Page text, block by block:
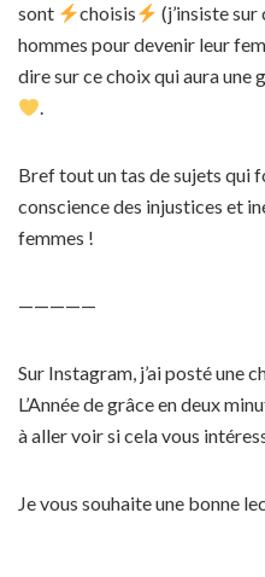
sont
choisis
(j’insiste
hommes pour devenir leur
dire sur ce choix qui aura une
.
Bref tout un tas de sujets qui
conscience des injustices et
femmes !
—————
Sur Instagram, j’ai posté une
L’Année de grâce en deux
à aller voir si cela vous
Je vous souhaite une bonne